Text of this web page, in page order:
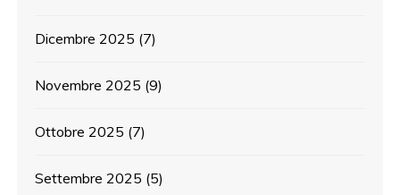
Dicembre 2025 (7)
Novembre 2025 (9)
Ottobre 2025 (7)
Settembre 2025 (5)